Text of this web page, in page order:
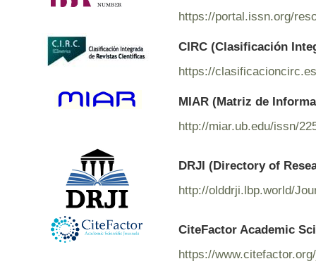
https://portal.issn.org/
CIRC (Clasificación
https://
MIAR (Matriz de
http://miar.ub.edu/issn/
DRJI (Directory of
http://olddrji.lbp.world/
CiteFactor Academic
https://